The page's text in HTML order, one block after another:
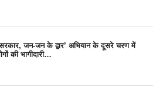
जन-जन के द्वार’ अभियान के दूसरे चरण में
की भागीदारी…